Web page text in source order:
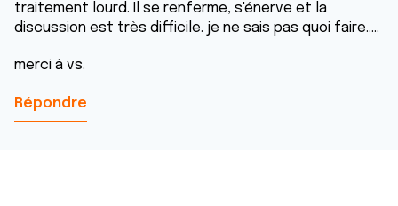
traitement lourd. Il se renferme, s'énerve et la
discussion est très difficile. je ne sais pas quoi faire.....
merci à vs.
Répondre